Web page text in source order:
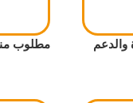
مطلوب